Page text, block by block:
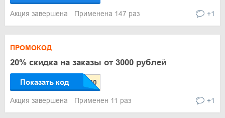
Акция завершена Применена 147 раз +1
ПРОМОКОД
20% скидка на заказы от 3000 рублей
Показать код
Акция завершена Применен 11 раз +1